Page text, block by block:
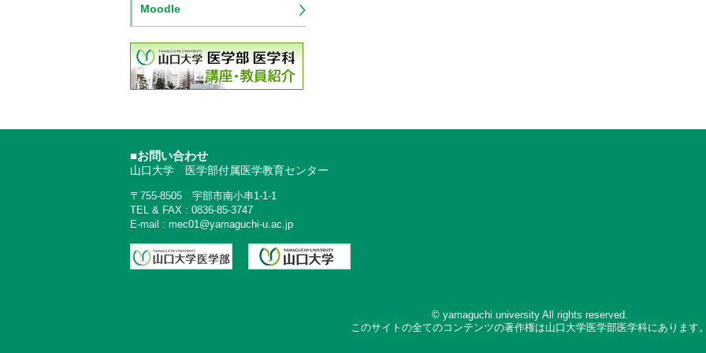
Moodle
■お問い合わせ
山口大学 医学部付属医学教育センター
〒755-8505 宇部市南小串1-1-1
TEL & FAX : 0836-85-3747
E-mail : mec01@yamaguchi-u.ac.jp
© yamaguchi university All rights reserved.
このサイトの全てのコンテンツの著作権は山口大学医学部医学科にあります